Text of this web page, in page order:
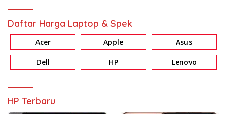
Daftar Harga Laptop & Spek
Acer Apple Asus
Dell HP Lenovo
HP Terbaru